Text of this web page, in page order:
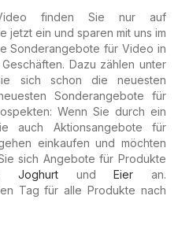
finden Sie nur auf
jetzt ein und sparen mit uns im
Sonderangebote für Video in
Dazu zählen unter
sich schon die neuesten
Sonderangebote für
Wenn Sie durch ein
auch Aktionsangebote für
einkaufen und möchten
sich Angebote für Produkte
,Joghurt undEier an.
Tag für alle Produkte nach